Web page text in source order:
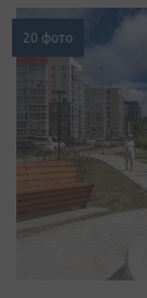
20 фото